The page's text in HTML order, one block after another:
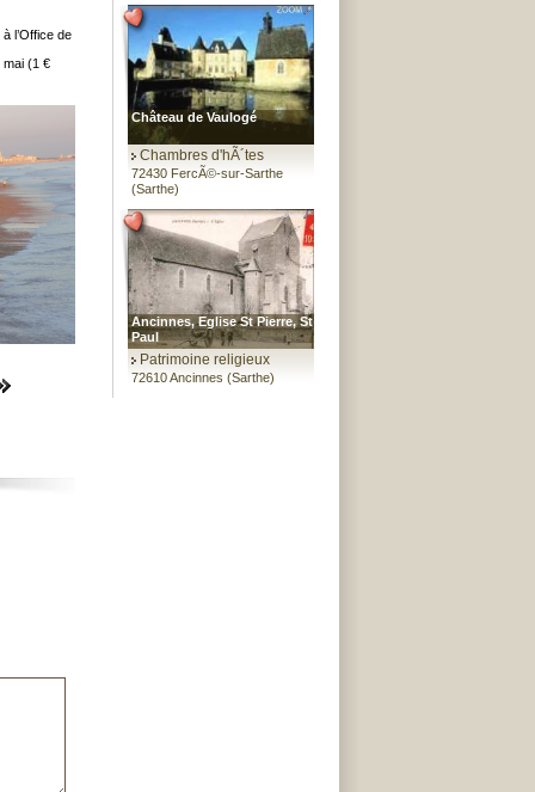
l’Office de
mai (1 €
Château de Vaulogé
Chambres d'hÃ´tes
72430 FercÃ©-sur-Sarthe
(Sarthe)
Ancinnes, Eglise St Pierre, St
Paul
Patrimoine religieux
72610 Ancinnes (Sarthe)